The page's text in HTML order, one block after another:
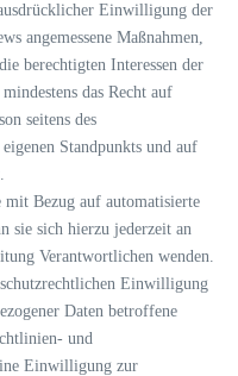
Einwilligung der
angemessene Maßnahmen,
berechtigten Interessen der
das Recht auf
seitens des
Standpunkts und auf
mit Bezug auf automatisierte
sie sich hierzu jederzeit an
Verantwortlichen wenden.
Einwilligung
Daten betroffene
und
Einwilligung zur